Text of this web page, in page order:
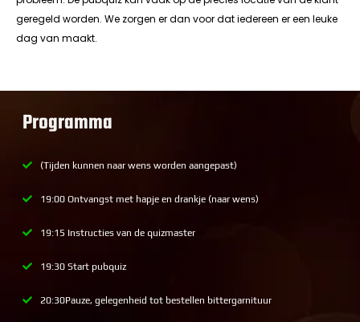
geregeld worden. We zorgen er dan voor dat iedereen er een leuke
dag van maakt.
Programma
(Tijden kunnen naar wens worden aangepast)
19:00 Ontvangst met hapje en drankje (naar wens)
19:15 Instructies van de quizmaster
19:30 Start pubquiz
20:30Pauze, gelegenheid tot bestellen bittergarnituur